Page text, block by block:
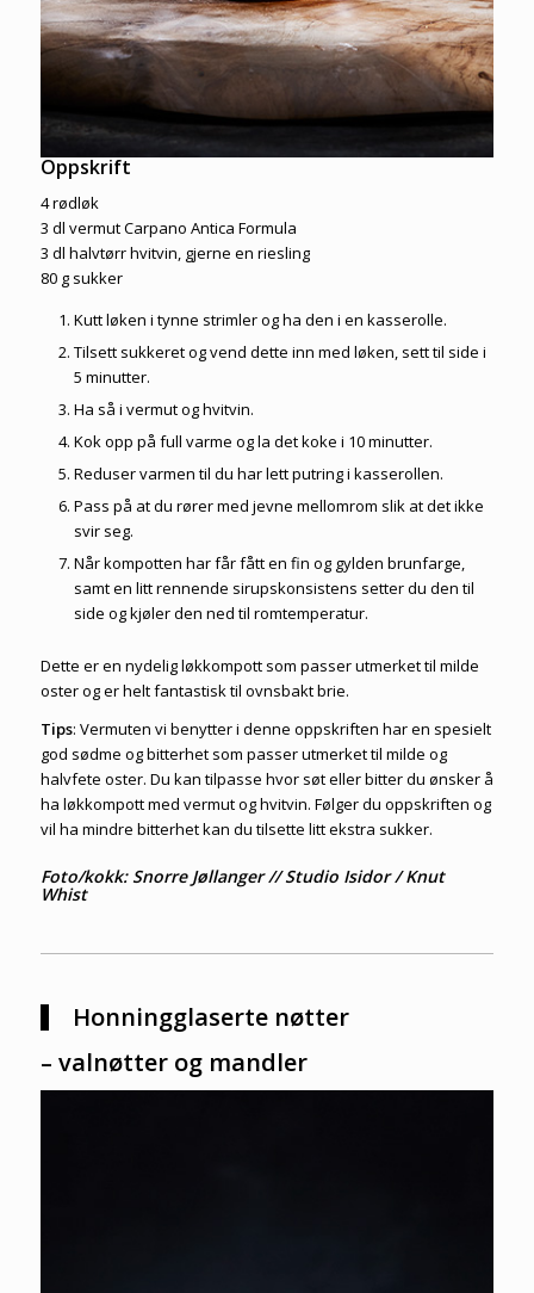
Oppskrift
4 rødløk
3 dl vermut Carpano Antica Formula
3 dl halvtørr hvitvin, gjerne en riesling
80 g sukker
Kutt løken i tynne strimler og ha den i en kasserolle.
Tilsett sukkeret og vend dette inn med løken, sett til side i
5 minutter.
Ha så i vermut og hvitvin.
Kok opp på full varme og la det koke i 10 minutter.
Reduser varmen til du har lett putring i kasserollen.
Pass på at du rører med jevne mellomrom slik at det ikke
svir seg.
Når kompotten har får fått en fin og gylden brunfarge,
samt en litt rennende sirupskonsistens setter du den til
side og kjøler den ned til romtemperatur.
Dette er en nydelig løkkompott som passer utmerket til milde
oster og er helt fantastisk til ovnsbakt brie.
Tips: Vermuten vi benytter i denne oppskriften har en spesielt
god sødme og bitterhet som passer utmerket til milde og
halvfete oster. Du kan tilpasse hvor søt eller bitter du ønsker å
ha løkkompott med vermut og hvitvin. Følger du oppskriften og
vil ha mindre bitterhet kan du tilsette litt ekstra sukker.
Foto/kokk: Snorre Jøllanger // Studio Isidor / Knut
Whist
Honningglaserte nøtter
– valnøtter og mandler